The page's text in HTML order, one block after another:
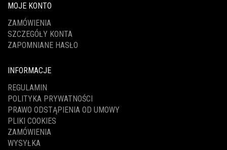
MOJE KONTO
ZAMÓWIENIA
SZCZEGÓŁY KONTA
ZAPOMNIANE HASŁO
INFORMACJE
REGULAMIN
POLITYKA PRYWATNOŚCI
PRAWO ODSTĄPIENIA OD UMOWY
PLIKI COOKIES
ZAMÓWIENIA
WYSYŁKA